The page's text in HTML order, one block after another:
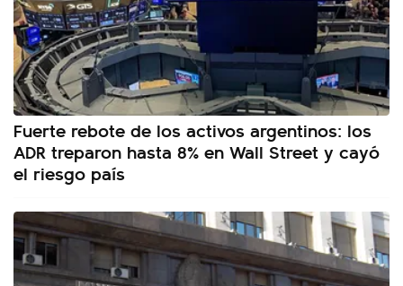
Fuerte rebote de los activos argentinos: los
ADR treparon hasta 8% en Wall Street y cayó
el riesgo país